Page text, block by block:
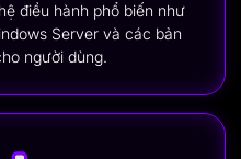
điều hành phổ biến như
Server và các bản
người dùng.